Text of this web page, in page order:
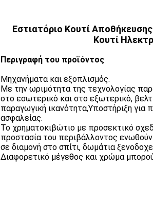
Εστιατόριο Κουτί
Κουτί
Περιγραφή του προϊόντος
Μηχανήματα και εξοπλισμός.
Με την ωριμότητα της τεχνολογίας
στο εσωτερικό και στο εξωτερικό,
παραγωγική ικανότητα,Υποστήριξη
ασφαλείας.
Το χρηματοκιβώτιο με προσεκτικό
προστασία του περιβάλλοντος
σε διαμονή στο σπίτι, δωμάτια
Διαφορετικό μέγεθος και χρώμα